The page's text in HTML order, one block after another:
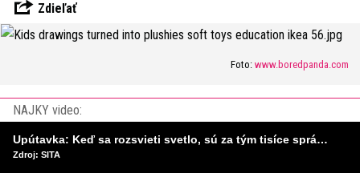
Zdieľať
Foto: www.boredpanda.com
NAJKY video:
Upútavka: Keď sa rozsvieti svetlo, sú za tým tisíce správnych rozhodnutí. Ako vzniká infraštruktúra, ktorú nevnímame?
Zdroj: SITA